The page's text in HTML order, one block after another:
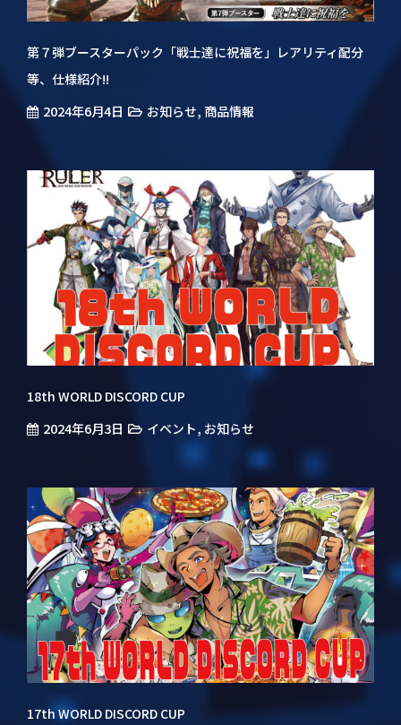
第７弾ブースターパック「戦士達に祝福を」レアリティ配分
等、仕様紹介!!
2024年6月4日 お知らせ, 商品情報
18th WORLD DISCORD CUP
2024年6月3日 イベント, お知らせ
17th WORLD DISCORD CUP